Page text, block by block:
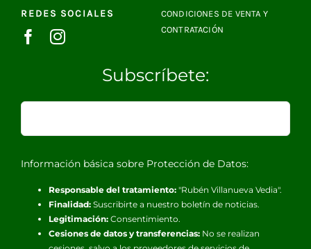
REDES SOCIALES
CONDICIONES DE VENTA Y
CONTRATACIÓN
Subscríbete:
Información básica sobre Protección de Datos:
Responsable del tratamiento:"Rubén Villanueva Vedia".
Finalidad:Suscribirte a nuestro boletín de noticias.
Legitimación:Consentimiento.
Cesiones de datos y transferencias:No se realizan